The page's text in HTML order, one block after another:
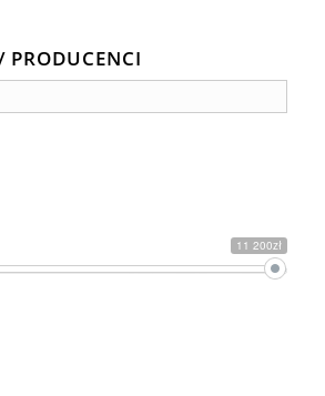
PRODUCENCI
11 200zł